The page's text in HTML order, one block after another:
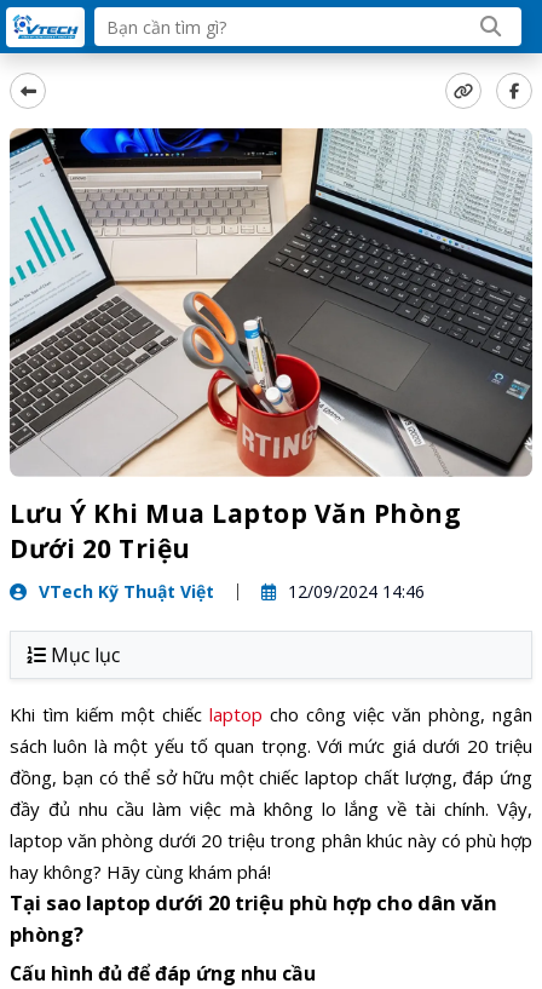
Lưu Ý Khi Mua Laptop Văn Phòng
Dưới 20 Triệu
VTech Kỹ Thuật Việt 12/09/2024 14:46
Mục lục
Khi tìm kiếm một chiếc laptop cho công việc văn phòng, ngân
sách luôn là một yếu tố quan trọng. Với mức giá dưới 20 triệu
đồng, bạn có thể sở hữu một chiếc laptop chất lượng, đáp ứng
đầy đủ nhu cầu làm việc mà không lo lắng về tài chính. Vậy,
laptop văn phòng dưới 20 triệu trong phân khúc này có phù hợp
hay không? Hãy cùng khám phá!
Tại sao laptop dưới 20 triệu phù hợp cho dân văn
phòng?
Cấu hình đủ để đáp ứng nhu cầu